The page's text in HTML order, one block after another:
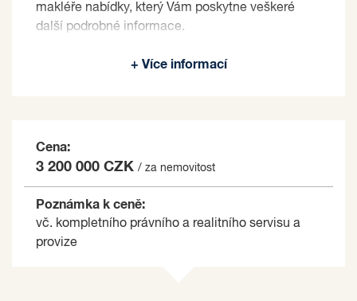
makléře nabídky, který Vám poskytne veškeré
další podrobné informace.
na základě jím zvolených kritérií.
+ Více informací
Cena:
3 200 000 CZK / za nemovitost
Poznámka k ceně:
vč. kompletního právního a realitního servisu a
provize